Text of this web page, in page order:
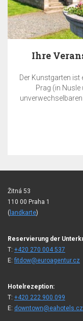
von
Der
Tag
Žitná 53
110 00 Praha 1
( landkarte)
Reservierung der
T: +420 270 004 537
E:fitdow@euroagentur.cz
Hotelrezeption:
T: +420 222 900 099
E: downtown@eahotels.cz